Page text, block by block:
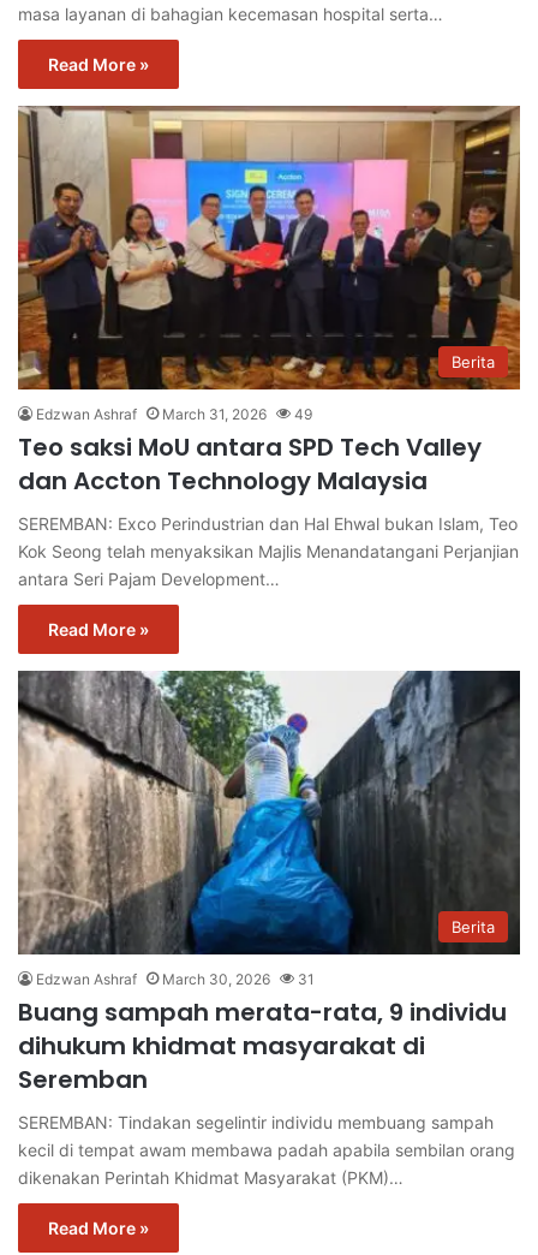
masa layanan di bahagian kecemasan hospital serta…
Read More »
Berita
Edzwan Ashraf March 31, 2026 49
Teo saksi MoU antara SPD Tech Valley
dan Accton Technology Malaysia
SEREMBAN: Exco Perindustrian dan Hal Ehwal bukan Islam, Teo
Kok Seong telah menyaksikan Majlis Menandatangani Perjanjian
antara Seri Pajam Development…
Read More »
Berita
Edzwan Ashraf March 30, 2026 31
Buang sampah merata-rata, 9 individu
dihukum khidmat masyarakat di
Seremban
SEREMBAN: Tindakan segelintir individu membuang sampah
kecil di tempat awam membawa padah apabila sembilan orang
dikenakan Perintah Khidmat Masyarakat (PKM)…
Read More »